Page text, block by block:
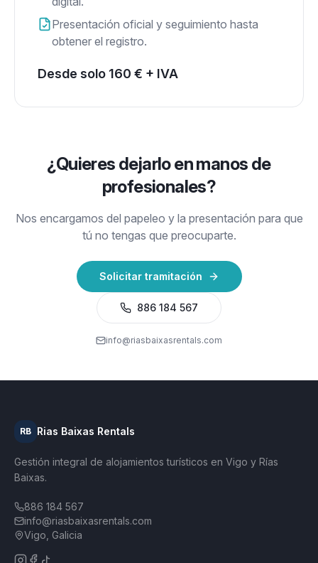
Presentación oficial y seguimiento hasta
obtener el registro.
Desde solo 160 € + IVA
¿Quieres dejarlo en manos de
profesionales?
Nos encargamos del papeleo y la presentación para que
tú no tengas que preocuparte.
Solicitar tramitación
886 184 567
info@riasbaixasrentals.com
RB Rias Baixas Rentals
Gestión integral de alojamientos turísticos en Vigo y Rías
Baixas.
886 184 567
info@riasbaixasrentals.com
Vigo, Galicia